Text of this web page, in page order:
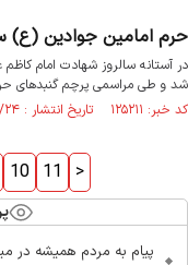
حرم امامین جوادین
در آستانه سالروز شهادت امام
شد و طی مراسمی پرچم‌ گنبدهای
کد خبر: ۱۲۵۲۱۱ تاریخ انتشار : ۱۴۰۱/۱۱/۲۴
10 11 >
پیام به مردم همیشه در